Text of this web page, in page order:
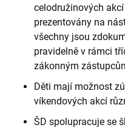
celodružinových
prezentovány na
všechny jsou
pravidelně v rámci
zákonným
Děti mají možnost
víkendových akcí
ŠD spolupracuje se